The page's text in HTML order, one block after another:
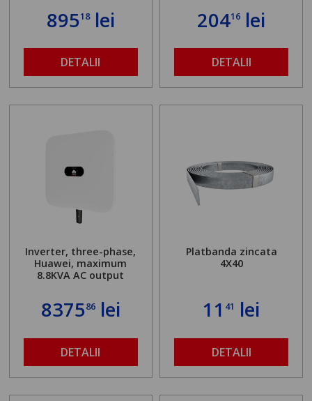
89518lei
DETALII
20416 lei
DETALII
Inverter, three-phase,
Huawei, maximum
8.8KVA AC output
837586lei
DETALII
Platbanda zincata
4X40
11 41 lei
DETALII